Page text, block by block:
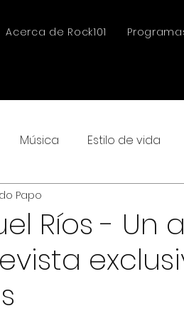
Acerca de Rock101
Música Estilo de vida
Ríos - Un
Papo